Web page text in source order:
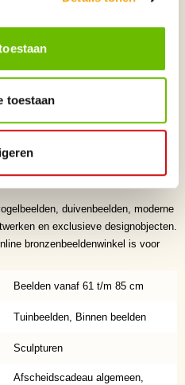
toestaan
voor exclusieve bronzen beelden
afwerking
sculpturen
advies
duivenbeelden, moderne
en exclusieve designobjecten.
bronzenbeeldenwinkel is voor
Beelden vanaf 61 t/m 85 cm
Tuinbeelden, Binnen beelden
Sculpturen
Afscheidscadeau algemeen,